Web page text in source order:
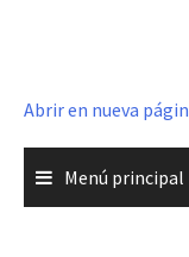
Abrir en nueva
Menú principal